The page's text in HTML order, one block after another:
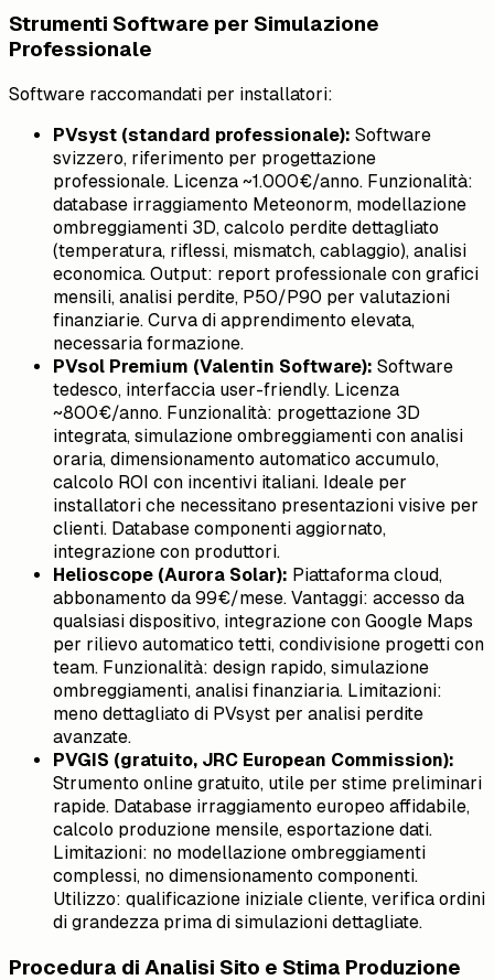
Strumenti Software per Simulazione
Professionale
Software raccomandati per installatori:
PVsyst (standard professionale): Software
svizzero, riferimento per progettazione
professionale. Licenza ~1.000€/anno. Funzionalità:
database irraggiamento Meteonorm, modellazione
ombreggiamenti 3D, calcolo perdite dettagliato
(temperatura, riflessi, mismatch, cablaggio), analisi
economica. Output: report professionale con grafici
mensili, analisi perdite, P50/P90 per valutazioni
finanziarie. Curva di apprendimento elevata,
necessaria formazione.
PVsol Premium (Valentin Software): Software
tedesco, interfaccia user-friendly. Licenza
~800€/anno. Funzionalità: progettazione 3D
integrata, simulazione ombreggiamenti con analisi
oraria, dimensionamento automatico accumulo,
calcolo ROI con incentivi italiani. Ideale per
installatori che necessitano presentazioni visive per
clienti. Database componenti aggiornato,
integrazione con produttori.
Helioscope (Aurora Solar): Piattaforma cloud,
abbonamento da 99€/mese. Vantaggi: accesso da
qualsiasi dispositivo, integrazione con Google Maps
per rilievo automatico tetti, condivisione progetti con
team. Funzionalità: design rapido, simulazione
ombreggiamenti, analisi finanziaria. Limitazioni:
meno dettagliato di PVsyst per analisi perdite
avanzate.
PVGIS (gratuito, JRC European Commission):
Strumento online gratuito, utile per stime preliminari
rapide. Database irraggiamento europeo affidabile,
calcolo produzione mensile, esportazione dati.
Limitazioni: no modellazione ombreggiamenti
complessi, no dimensionamento componenti.
Utilizzo: qualificazione iniziale cliente, verifica ordini
di grandezza prima di simulazioni dettagliate.
Procedura di Analisi Sito e Stima Produzione